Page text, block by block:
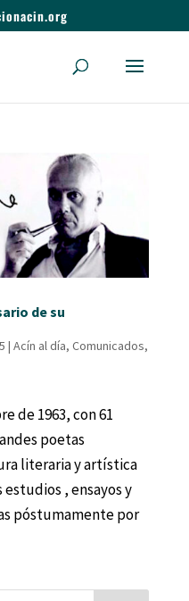
de su
| Acín al día, Comunicados,
de 1963, con 61
poetas
literaria y artística
, ensayos y
póstumamente por